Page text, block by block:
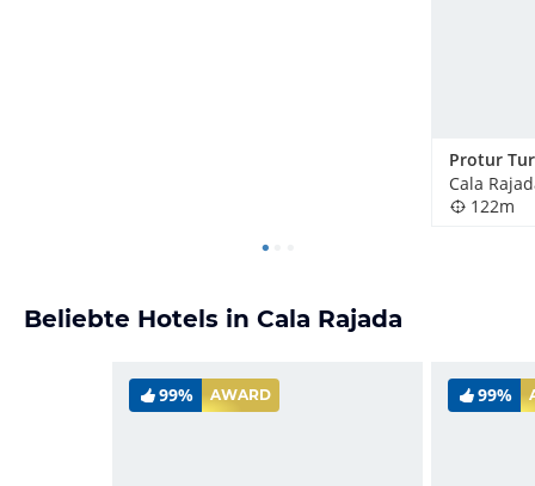
Cala
122m
Beliebte Hotels in Cala Rajada
99% AWARD 99%